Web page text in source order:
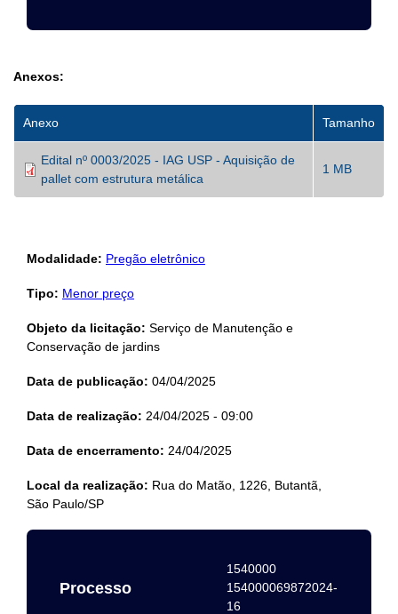
Anexos:
Anexo Tamanho
Edital nº 0003/2025 - IAG USP - Aquisição de
pallet com estrutura metálica
1 MB
Modalidade: Pregão eletrônico
Tipo: Menor preço
Objeto da licitação: Serviço de Manutenção e
Conservação de jardins
Data de publicação: 04/04/2025
Data de realização: 24/04/2025 - 09:00
Data de encerramento: 24/04/2025
Local da realização: Rua do Matão, 1226, Butantã,
São Paulo/SP
Processo
1540000
154000069872024-
16